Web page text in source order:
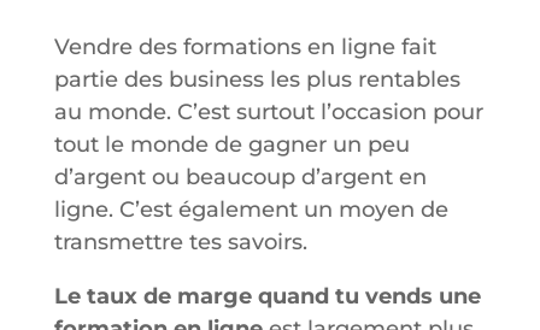
Vendre des formations en ligne fait
partie des business les plus rentables
au monde. C’est surtout l’occasion pour
tout le monde de gagner un peu
d’argent ou beaucoup d’argent en
ligne. C’est également un moyen de
transmettre tes savoirs.
Le taux de marge quand tu vends une